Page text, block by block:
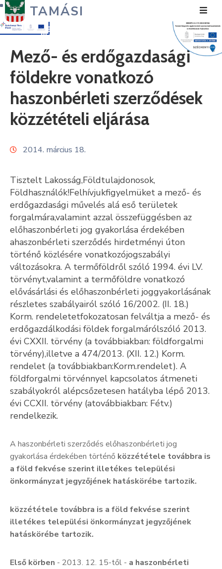
TAMÁSI
Polgármesteri
Hivatal
Közérdekű
Fejlesztések
Média
Kultúra
Keresés
Mező- és erdőgazdasági
földekre vonatkozó
haszonbérleti szerződések
közzétételi eljárása
2014. március 18.
Tisztelt Lakosság,Földtulajdonosok,
Földhasználók!Felhívjukfigyelmüket a mező- és
erdőgazdasági művelés alá eső területek
forgalmára,valamint azzal összefüggésben az
előhaszonbérleti jog gyakorlása érdekében
ahaszonbérleti szerződés hirdetményi úton
történő közlésére vonatkozójogszabályi
változásokra. A termőföldről szóló 1994. évi LV.
törvényt,valamint a termőföldre vonatkozó
elővásárlási és előhaszonbérleti joggyakorlásának
részletes szabályairól szóló 16/2002. (II. 18.)
Korm. rendeletetfokozatosan felváltja a mező- és
erdőgazdálkodási földek forgalmárólszóló 2013.
évi CXXII. törvény (a továbbiakban: földforgalmi
törvény),illetve a 474/2013. (XII. 12.) Korm.
rendelet (a továbbiakban:Korm.rendelet). A
földforgalmi törvénnyel kapcsolatos átmeneti
szabályokról alépcsőzetesen hatályba lépő 2013.
évi CCXII. törvény (atovábbiakban: Fétv.)
rendelkezik.
A haszonbérleti szerződés előhaszonbérleti jog
gyakorlása érdekében történő közzététele továbbra is
a föld fekvése szerint illetékes települési
önkormányzat jegyzőjének hatáskörébe tartozik.
közzététele továbbra is a föld fekvése szerint
illetékes települési önkormányzat jegyzőjének
hatáskörébe tartozik.
Első körben - 2013. 12. 15-től - a haszonbérleti